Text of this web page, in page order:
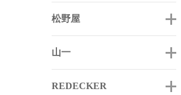
松野屋
山一
REDECKER